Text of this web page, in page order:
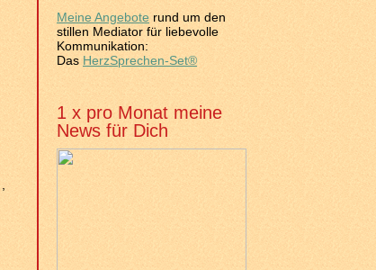
Meine Angebote rund um den
stillen Mediator für liebevolle
Kommunikation:
Das HerzSprechen-Set®
1 x pro Monat meine
News für Dich